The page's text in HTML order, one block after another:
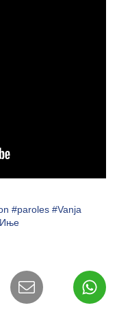
#paroles #Vanja